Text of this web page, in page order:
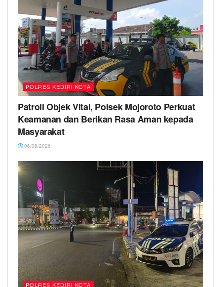
POLRES KEDIRI KOTA
Patroli Objek Vital, Polsek Mojoroto Perkuat
Keamanan dan Berikan Rasa Aman kepada
Masyarakat
06/08/2026
POLRES KEDIRI KOTA